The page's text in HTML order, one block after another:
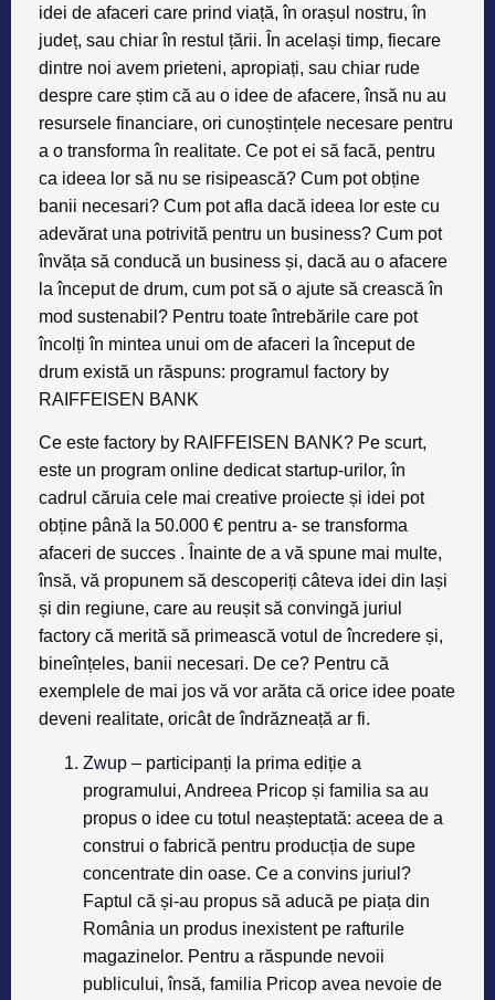
idei de afaceri care prind viață, în orașul nostru, în
județ, sau chiar în restul țării. În același timp, fiecare
dintre noi avem prieteni, apropiați, sau chiar rude
despre care știm că au o idee de afacere, însă nu au
resursele financiare, ori cunoștințele necesare pentru
a o transforma în realitate. Ce pot ei să facă, pentru
ca ideea lor să nu se risipească? Cum pot obține
banii necesari? Cum pot afla dacă ideea lor este cu
adevărat una potrivită pentru un business? Cum pot
învăța să conducă un business și, dacă au o afacere
la început de drum, cum pot să o ajute să crească în
mod sustenabil? Pentru toate întrebările care pot
încolți în mintea unui om de afaceri la început de
drum există un răspuns: programul factory by
RAIFFEISEN BANK
Ce este factory by RAIFFEISEN BANK? Pe scurt,
este un program online dedicat startup-urilor, în
cadrul căruia cele mai creative proiecte și idei pot
obține până la 50.000 € pentru a- se transforma
afaceri de succes . Înainte de a vă spune mai multe,
însă, vă propunem să descoperiți câteva idei din Iași
și din regiune, care au reușit să convingă juriul
factory că merită să primească votul de încredere și,
bineînțeles, banii necesari. De ce? Pentru că
exemplele de mai jos vă vor arăta că orice idee poate
deveni realitate, oricât de îndrăzneață ar fi.
Zwup – participanți la prima ediție a
programului, Andreea Pricop și familia sa au
propus o idee cu totul neașteptată: aceea de a
construi o fabrică pentru producția de supe
concentrate din oase. Ce a convins juriul?
Faptul că și-au propus să aducă pe piața din
România un produs inexistent pe rafturile
magazinelor. Pentru a răspunde nevoii
publicului, însă, familia Pricop avea nevoie de